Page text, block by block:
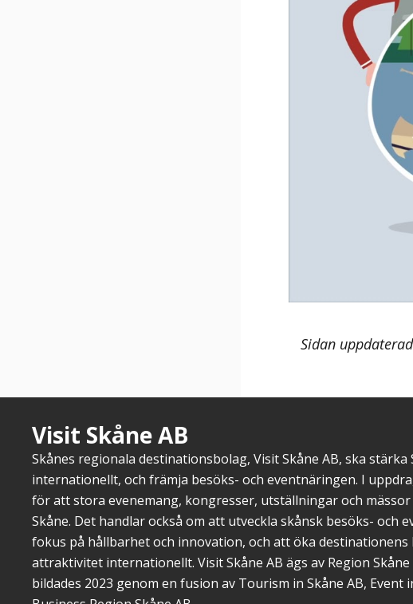
Sidan
Visit Skåne AB
Skånes regionala destinationsbolag, Visit Skåne AB, ska stärka
internationellt, och främja besöks- och eventnäringen. I
för att stora evenemang, kongresser, utställningar och
Skåne. Det handlar också om att utveckla skånsk besöks- och
fokus på hållbarhet och innovation, och att öka destinationens
attraktivitet internationellt. Visit Skåne AB ägs av Region Skåne
bildades 2023 genom en fusion av Tourism in Skåne AB, Event